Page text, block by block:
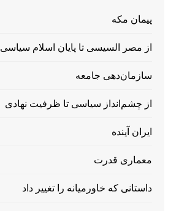
پیمان مکه
از مصر السیسی تا پایان اسلام سیاسی
سازمان‌دهی جامعه
از چشم‌انداز سیاسی تا ظرفیت نهادی
ایران آینده
معماری قدرت
داستانی که خاورمیانه را تغییر داد